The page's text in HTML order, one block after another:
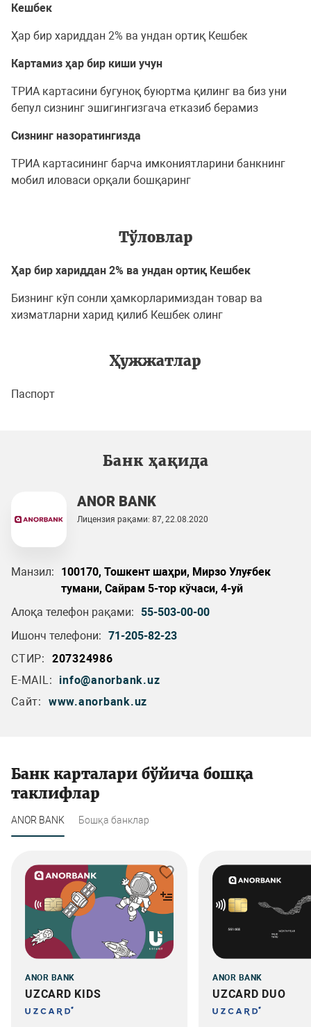
Кешбек
Ҳар бир хариддан 2% ва ундан ортиқ Кешбек
Картамиз ҳар бир киши учун
ТРИА картасини бугуноқ буюртма қилинг ва биз уни
бепул сизнинг эшигингизгача етказиб берамиз
Сизнинг назоратингизда
ТРИА картасининг барча имкониятларини банкнинг
мобил иловаси орқали бошқаринг
Тўловлар
Ҳар бир хариддан 2% ва ундан ортиқ Кешбек
Бизнинг кўп сонли ҳамкорларимиздан товар ва
хизматларни харид қилиб Кешбек олинг
Ҳужжатлар
Паспорт
Банк ҳақида
ANOR BANK
Лицензия рақами: 87, 22.08.2020
Манзил:
100170, Тошкент шаҳри, Мирзо Улуғбек
тумани, Сайрам 5-тор кўчаси, 4-уй
Алоқа телефон рақами:
55-503-00-00
Ишонч телефони: 71-205-82-23
СТИР:
207324986
E-MAIL:
info@anorbank.uz
Сайт:
www.anorbank.uz
Банк карталари бўйича бошқа
таклифлар
ANOR BANK Бошқа банклар
ANOR BANK
UZCARD KIDS
ANOR BANK
UZCARD DUO